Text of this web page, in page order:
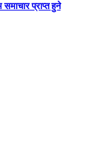
प्राप्त हुने